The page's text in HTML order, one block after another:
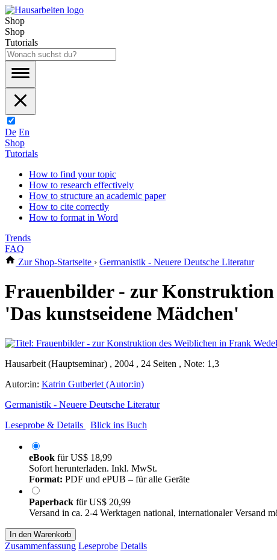
Shop
Shop
Tutorials
De En
Shop
Tutorials
How to find your topic
How to research effectively
How to structure an academic paper
How to cite correctly
How to format in Word
Trends
FAQ
Zur Shop-Startseite › Germanistik - Neuere Deutsche Literatur
Frauenbilder - zur
'Das kunstseidene Mädchen'
Hausarbeit (Hauptseminar) , 2004 , 24 Seiten , Note: 1,3
Autor:in: Katrin Gutberlet (Autor:in)
Germanistik - Neuere Deutsche Literatur
Leseprobe & Details
Blick ins Buch
eBook fürUS$ 18,99
Sofort herunterladen. Inkl. MwSt.
Format: PDF und ePUB – für alle Geräte
Paperback fürUS$ 20,99
Versand in ca. 2-4 Werktagen national, internationaler Versand
In den Warenkorb
Zusammenfassung Leseprobe Details